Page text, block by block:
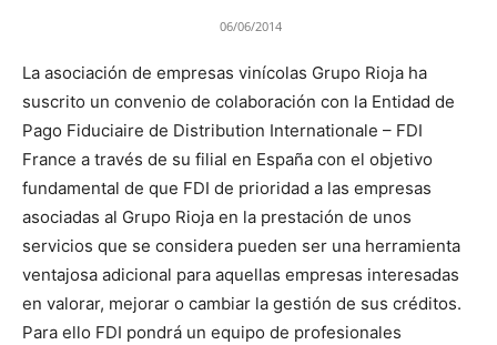
06/06/2014
La asociación de empresas vinícolas Grupo Rioja ha
suscrito un convenio de colaboración con la Entidad de
Pago Fiduciaire de Distribution Internationale – FDI
France a través de su filial en España con el objetivo
fundamental de que FDI de prioridad a las empresas
asociadas al Grupo Rioja en la prestación de unos
servicios que se considera pueden ser una herramienta
ventajosa adicional para aquellas empresas interesadas
en valorar, mejorar o cambiar la gestión de sus créditos.
Para ello FDI pondrá un equipo de profesionales